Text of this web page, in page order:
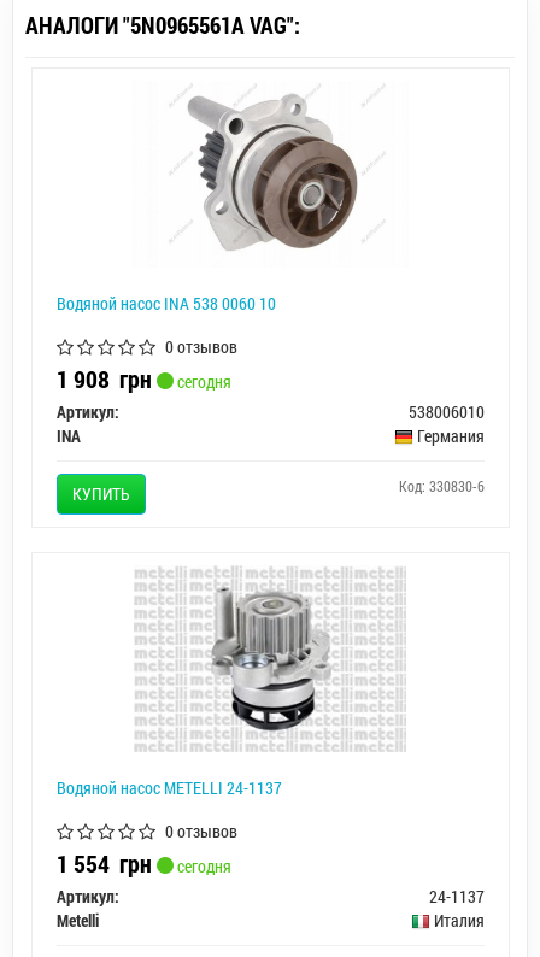
АНАЛОГИ "5N0965561A VAG":
Водяной насос INA 538 0060 10
0 отзывов
1 908 грн
сегодня
Артикул:
538006010
INA
Германия
КУПИТЬ Код: 330830-6
Водяной насос METELLI 24-1137
0 отзывов
1 554 грн
сегодня
Артикул:
24-1137
Metelli
Италия